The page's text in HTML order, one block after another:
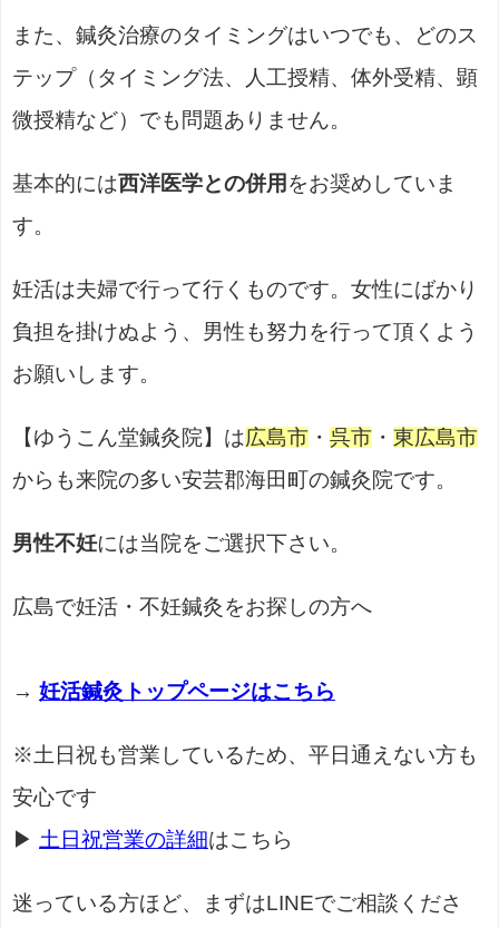
また、鍼灸治療のタイミングはいつでも、どのス
テップ（タイミング法、人工授精、体外受精、顕
微授精など）でも問題ありません。
基本的には西洋医学との併用 をお奨めしていま
す。
妊活は夫婦で行って行くものです。女性にばかり
負担を掛けぬよう、男性も努力を行って頂くよう
お願いします。
【ゆうこん堂鍼灸院】は広島市 ・ 呉市 ・ 東広島市
からも来院の多い安芸郡海田町の鍼灸院です。
男性不妊には当院をご選択下さい。
広島で妊活・不妊鍼灸をお探しの方へ
→ 妊活鍼灸トップページはこちら
※土日祝も営業しているため、平日通えない方も
安心です
▶ 土日祝営業の詳細はこちら
迷っている方ほど、まずはLINEでご相談くださ